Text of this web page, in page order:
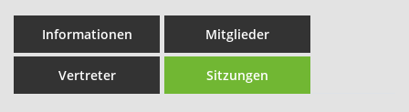
Informationen Mitglieder
Vertreter Sitzungen